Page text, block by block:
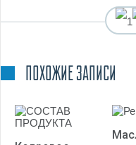
ПОХОЖИЕ ЗАПИСИ